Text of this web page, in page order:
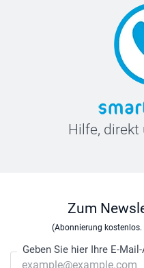
Hilfe,
Zum
(Abonnierung
Geben Sie hier Ihre E-